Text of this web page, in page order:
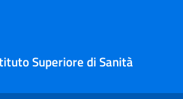
Superiore di Sanità